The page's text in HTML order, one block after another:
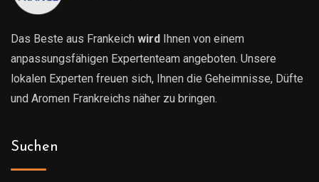
Das Beste aus Frankeich wird Ihnen von einem
anpassungsfähigen Expertenteam angeboten. Unsere
lokalen Experten freuen sich, Ihnen die Geheimnisse, Düfte
und Aromen Frankreichs näher zu bringen.
Suchen